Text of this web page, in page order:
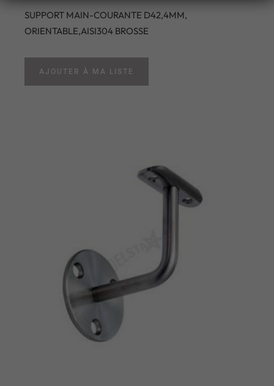
SUPPORT MAIN-COURANTE D42,4MM,
ORIENTABLE,AISI304 BROSSE
AJOUTER À MA LISTE